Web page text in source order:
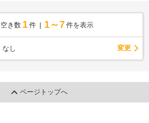
空き数 1 件 1～7 件を表示
なし 変更
ページトップへ